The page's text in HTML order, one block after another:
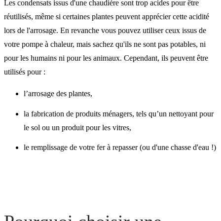
Les condensats issus d'une chaudière sont trop acides pour être
réutilisés, même si certaines plantes peuvent apprécier cette acidité
lors de l'arrosage. En revanche vous pouvez utiliser ceux issus de
votre pompe à chaleur, mais sachez qu'ils ne sont pas potables, ni
pour les humains ni pour les animaux. Cependant, ils peuvent être
utilisés pour :
l’arrosage des plantes,
la fabrication de produits ménagers, tels qu’un nettoyant pour
le sol ou un produit pour les vitres,
le remplissage de votre fer à repasser (ou d'une chasse d'eau !)